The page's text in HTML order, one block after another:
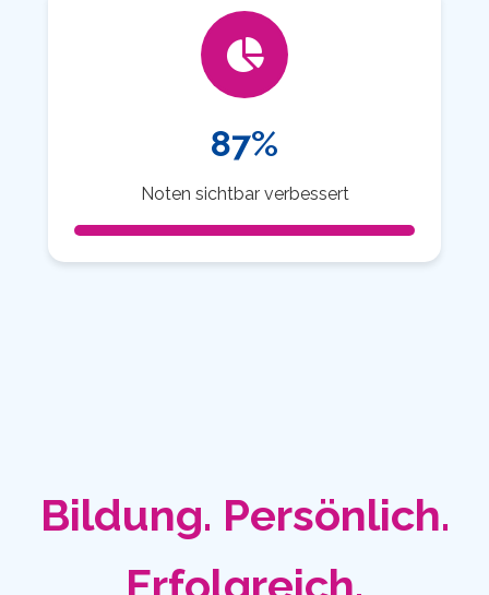
87%
Noten sichtbar verbessert
Bildung. Persönlich.
Erfolgreich.